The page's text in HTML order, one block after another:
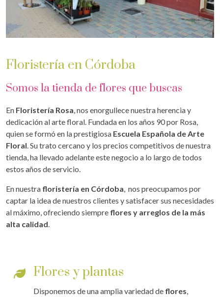
Floristería en Córdoba
Somos la tienda de flores que buscas
En Floristería Rosa, nos enorgullece nuestra herencia y
dedicación al arte floral. Fundada en los años 90 por Rosa,
quien se formó en la prestigiosa Escuela Española de Arte
Floral. Su trato cercano y los precios competitivos de nuestra
tienda, ha llevado adelante este negocio a lo largo de todos
estos años de servicio.
En nuestra floristería en Córdoba, nos preocupamos por
captar la idea de nuestros clientes y satisfacer sus necesidades
al máximo, ofreciendo siempre flores y arreglos de la más
alta calidad.
Flores y plantas
Disponemos de una amplia variedad de flores,